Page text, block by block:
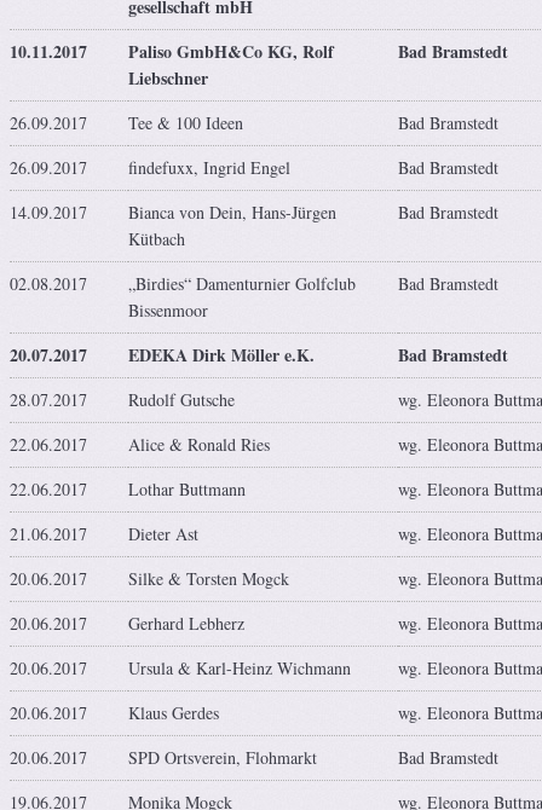
gesellschaft mbH
10.11.2017
Paliso GmbH&Co KG, Rolf
Liebschner
Bad Bramstedt
26.09.2017 Tee & 100 Ideen
Bad Bramstedt
26.09.2017
findefuxx, Ingrid Engel
Bad Bramstedt
14.09.2017
Bianca von Dein, Hans-Jürgen
Kütbach
Bad Bramstedt
02.08.2017
„Birdies“ Damenturnier Golfclub
Bissenmoor
Bad Bramstedt
20.07.2017 EDEKA Dirk Möller e.K. Bad Bramstedt
28.07.2017 Rudolf Gutsche
wg. Eleonora
22.06.2017
Alice & Ronald Ries
wg. Eleonora
22.06.2017
Lothar Buttmann
wg. Eleonora
21.06.2017
Dieter Ast
wg. Eleonora
20.06.2017
Silke & Torsten Mogck
wg. Eleonora
20.06.2017
Gerhard Lebherz
wg. Eleonora
20.06.2017
Ursula & Karl-Heinz Wichmann
wg. Eleonora
20.06.2017
Klaus Gerdes
wg. Eleonora
20.06.2017
SPD Ortsverein, Flohmarkt
Bad Bramstedt
19.06.2017
Monika Mogck wg. Eleonora